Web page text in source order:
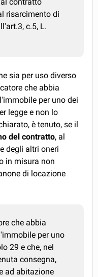
risarcimento di
c.5, L.
sia per uso diverso
che abbia
per uno dei
legge e non lo
è tenuto, se il
del contratto, al
degli altri oneri
in misura non
di locazione
che abbia
per uno
29 e che, nel
consegna,
ad abitazione